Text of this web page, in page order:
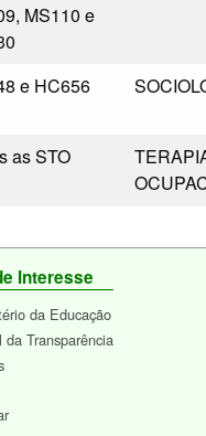
MS110 e
e HC656
as STO
Interesse
da Educação
da Transparência